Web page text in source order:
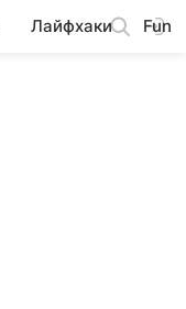
Лайфхаки Fun